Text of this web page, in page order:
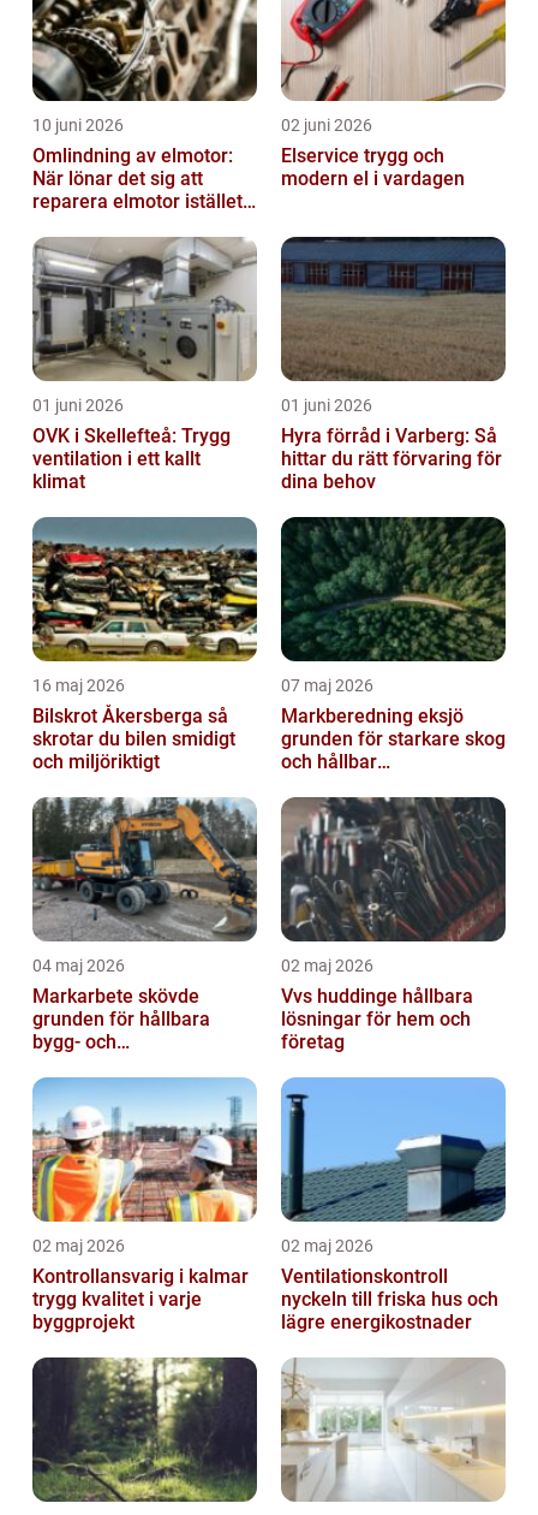
10 juni 2026
Omlindning av elmotor:
När lönar det sig att
reparera elmotor istället
02 juni 2026
Elservice trygg och
modern el i vardagen
01 juni 2026
OVK i Skellefteå: Trygg
ventilation i ett kallt
klimat
01 juni 2026
Hyra förråd i Varberg: Så
hittar du rätt förvaring för
dina behov
16 maj 2026
Bilskrot Åkersberga så
skrotar du bilen smidigt
och miljöriktigt
07 maj 2026
Markberedning eksjö
grunden för starkare skog
och hållbar
04 maj 2026
Markarbete skövde
grunden för hållbara
bygg- och
02 maj 2026
Vvs huddinge hållbara
lösningar för hem och
företag
02 maj 2026
Kontrollansvarig i kalmar
trygg kvalitet i varje
byggprojekt
02 maj 2026
Ventilationskontroll
nyckeln till friska hus och
lägre energikostnader